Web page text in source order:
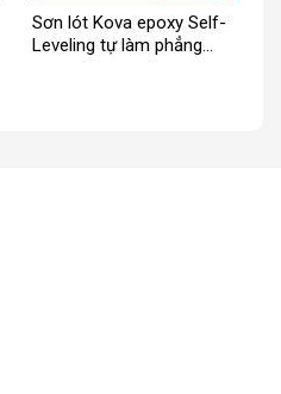
Sơn lót Kova epoxy Self-
Leveling tự làm phẳng